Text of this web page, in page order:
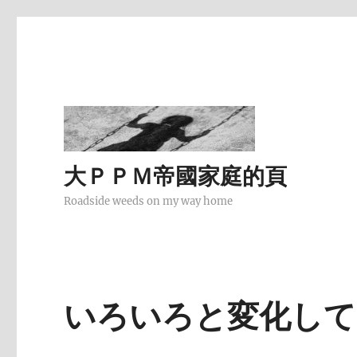
大ＰＰＭ帝國家庭的頁
Roadside weeds on my way home
いろいろと変化し